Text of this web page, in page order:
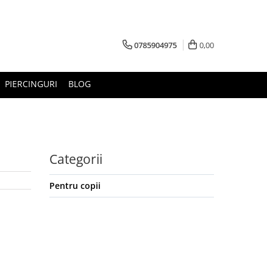
0785904975 0,00
PIERCINGURI BLOG
Categorii
Pentru copii